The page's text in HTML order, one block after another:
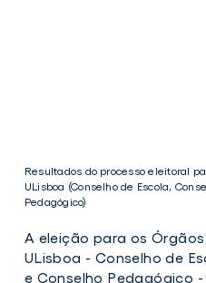
Resultados do processo eleitoral
ULisboa (Conselho de Escola,
Pedagógico)
A eleição para os
ULisboa - Conselho de
e Conselho Pedagógico